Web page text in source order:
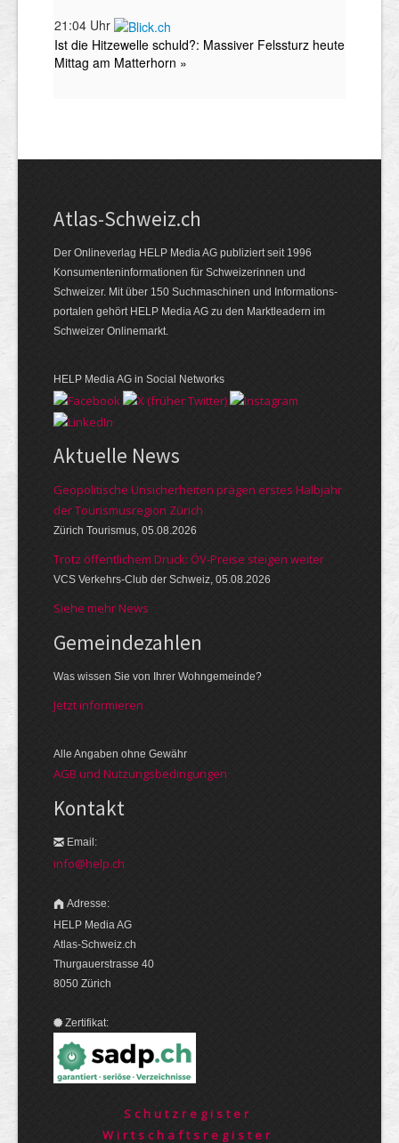
Atlas-Schweiz.ch
Der Onlineverlag HELP Media AG publiziert seit 1996
Konsumenten­infor­mationen für Schwei­zerinnen und
Schweizer. Mit über 150 Such­ma­schinen und Infor­mations­
portalen gehört HELP Media AG zu den Markt­leadern im
Schweizer Onlinemarkt.
HELP Media AG in Social Networks
Aktuelle News
Geopolitische Unsicherheiten prägen erstes Halbjahr
der Tourismusregion Zürich
Zürich Tourismus, 05.08.2026
Trotz öffentlichem Druck: ÖV-Preise steigen weiter
VCS Verkehrs-Club der Schweiz, 05.08.2026
Siehe mehr News
Gemeinde­zahlen
Was wissen Sie von Ihrer Wohngemeinde?
Jetzt informieren
Alle Angaben ohne Gewähr
AGB und Nutzungsbedingungen
Kontakt
Email:
info@help.ch
Adresse:
HELP Media AG
Atlas-Schweiz.ch
Thurgauerstrasse 40
8050 Zürich
Zertifikat:
Schutzregister
Wirtschaftsregister